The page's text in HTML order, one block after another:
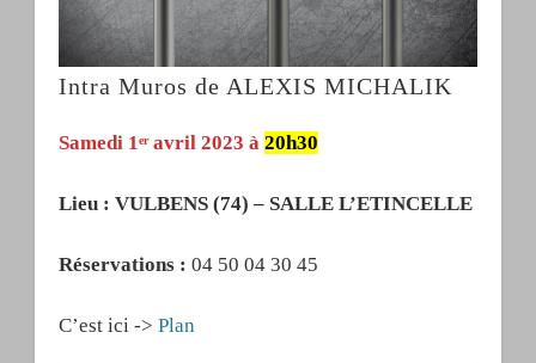
Intra Muros de ALEXIS MICHALIK
Samedi 1eravril 2023 à 20h30
Lieu : VULBENS (74) – SALLE L’ETINCELLE
Réservations : 04 50 04 30 45
C’est ici -> Plan